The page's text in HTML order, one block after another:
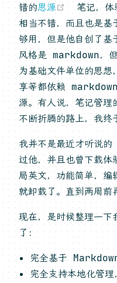
错的思源 (opens
笔记，
相当不错，而且也是基
够用，但是他自创了
风格是 markdown，
为基础文件单位的思
享等都依赖
源。有人说，笔记管理
不断折腾的路上，我
我并不是最近才听说
过他，并且也曾下载
局英文，功能简单，编
就卸载了。直到两周前
现在，是时候整理一下
了：
完全基于
完全支持本地化管